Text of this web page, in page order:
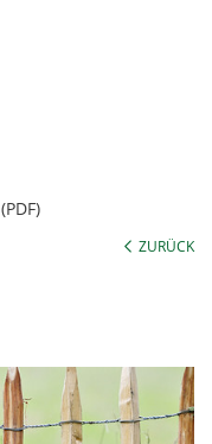
(PDF)
ZURÜCK